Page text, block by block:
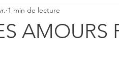
AMOURS
1 min de lecture